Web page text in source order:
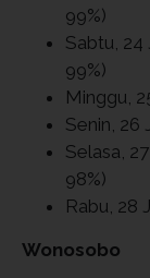
99%)
Sabtu, 24
99%)
Minggu,
Senin, 26
Selasa,
98%)
Rabu, 28
Wonosobo